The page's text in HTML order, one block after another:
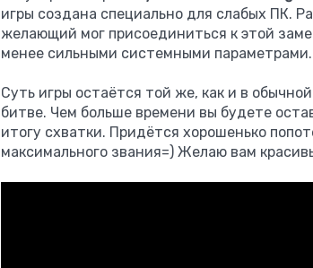
игры создана специально для слабых ПК.
желающий мог присоединиться к этой
менее сильными системными параметрами.
Суть игры остаётся той же, как и в
битве. Чем больше времени вы будете
итогу схватки. Придётся хорошенько
максимального звания=) Желаю вам